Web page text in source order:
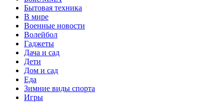
Бытовая техника
В мире
Военные новости
Волейбол
Гаджеты
Дача и сад
Дети
Дом и сад
Еда
Зимние виды спорта
Игры